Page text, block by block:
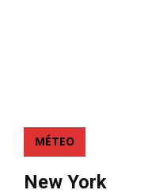
MÉTEO
New York